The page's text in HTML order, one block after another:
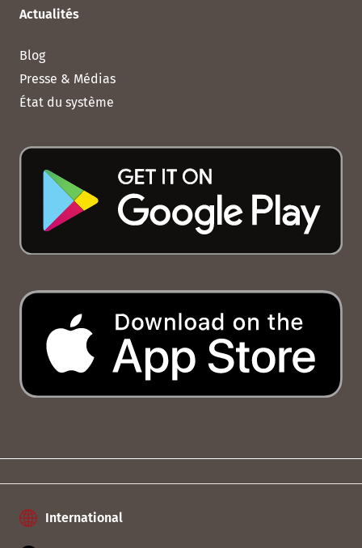
Actualités
Blog
Presse & Médias
État du système
International